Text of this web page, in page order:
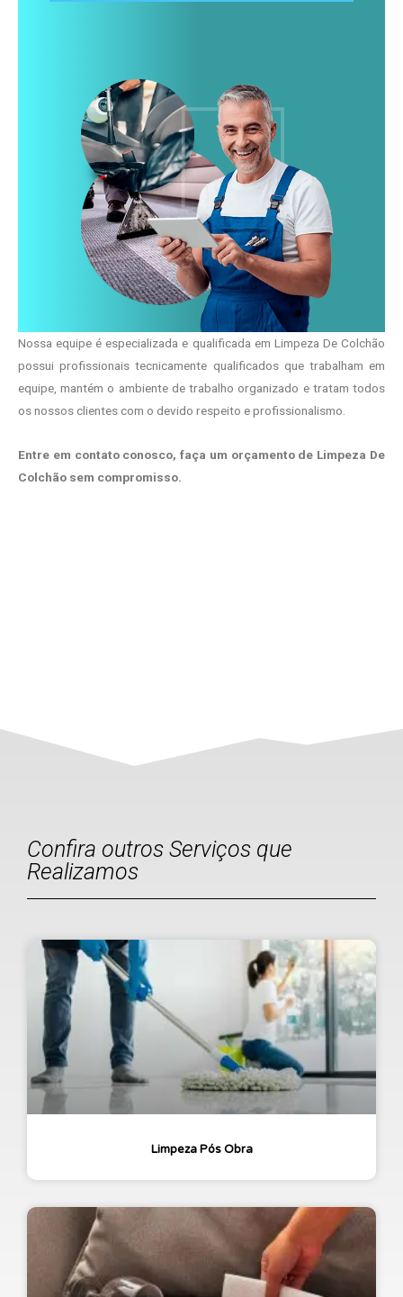
Nossa equipe é especializada e qualificada em Limpeza De Colchão
possui profissionais tecnicamente qualificados que trabalham em
equipe, mantém o ambiente de trabalho organizado e tratam todos
os nossos clientes com o devido respeito e profissionalismo.
Entre em contato conosco, faça um orçamento de Limpeza De
Colchão sem compromisso.
Confira outros Serviços que
Realizamos
Limpeza Pós Obra